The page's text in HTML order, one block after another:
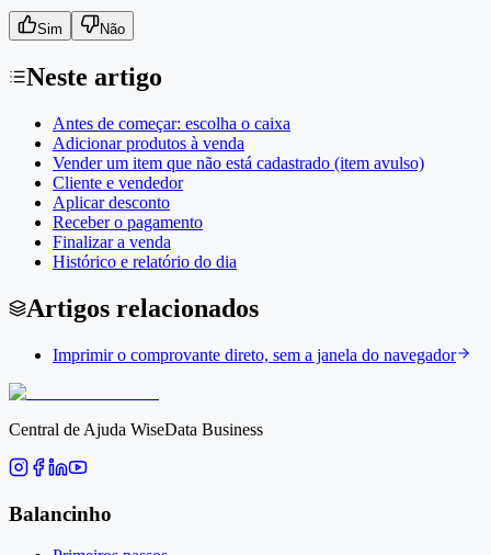
Sim Não
Neste artigo
Antes de começar: escolha o caixa
Adicionar produtos à venda
Vender um item que não está cadastrado (item avulso)
Cliente e vendedor
Aplicar desconto
Receber o pagamento
Finalizar a venda
Histórico e relatório do dia
Artigos relacionados
Imprimir o comprovante direto, sem a janela do navegador
Central de Ajuda WiseData Business
Balancinho